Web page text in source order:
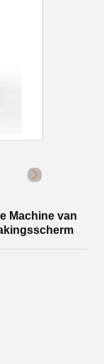
Machine van